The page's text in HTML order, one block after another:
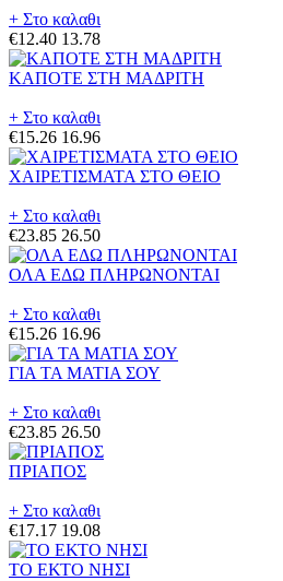
+ Στο καλαθι
€12.40 13.78
ΚΑΠΟΤΕ ΣΤΗ ΜΑΔΡΙΤΗ
+ Στο καλαθι
€15.26 16.96
ΧΑΙΡΕΤΙΣΜΑΤΑ ΣΤΟ ΘΕΙΟ
+ Στο καλαθι
€23.85 26.50
ΟΛΑ ΕΔΩ ΠΛΗΡΩΝΟΝΤΑΙ
+ Στο καλαθι
€15.26 16.96
ΓΙΑ ΤΑ ΜΑΤΙΑ ΣΟΥ
+ Στο καλαθι
€23.85 26.50
ΠΡΙΑΠΟΣ
+ Στο καλαθι
€17.17 19.08
ΤΟ ΕΚΤΟ ΝΗΣΙ